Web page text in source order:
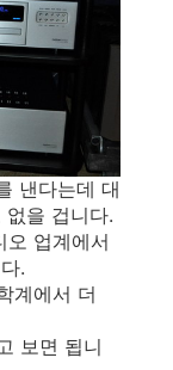
낸다는데 대
을 겁니다.
오 업계에서
.
계에서 더
보면 됩니